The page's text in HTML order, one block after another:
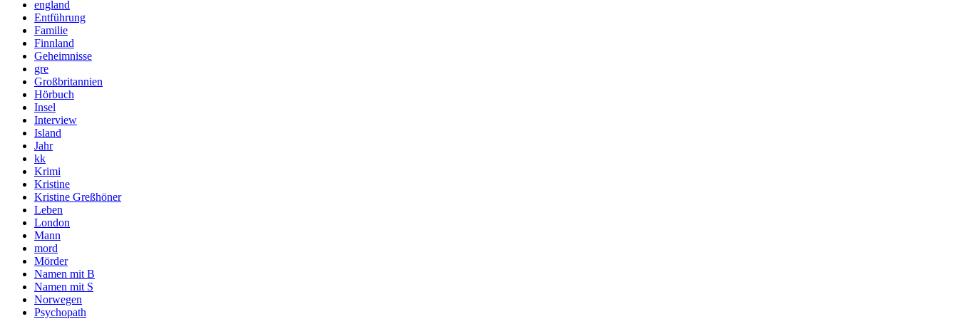
england
Entführung
Familie
Finnland
Geheimnisse
gre
Großbritannien
Hörbuch
Insel
Interview
Island
Jahr
kk
Krimi
Kristine
Kristine Greßhöner
Leben
London
Mann
mord
Mörder
Namen mit B
Namen mit S
Norwegen
Psychopath